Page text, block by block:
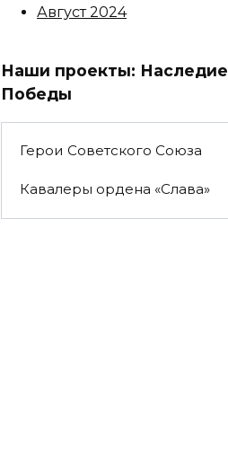
Август 2024
Наши проекты: Наследие
Победы
Герои Советского Союза
Кавалеры ордена «Слава»